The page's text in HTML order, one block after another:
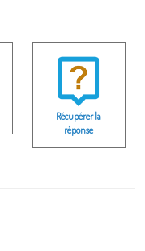
Récupérer la
réponse